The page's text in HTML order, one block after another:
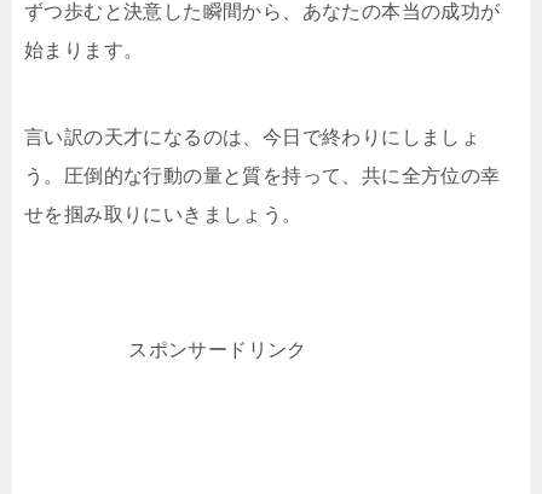
ずつ歩むと決意した瞬間から、あなたの本当の成功が
始まります。
言い訳の天才になるのは、今日で終わりにしましょ
う。圧倒的な行動の量と質を持って、共に全方位の幸
せを掴み取りにいきましょう。
スポンサードリンク